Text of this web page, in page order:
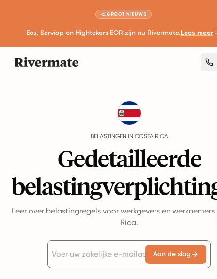
GROOT NIEUWS
Eos, Serviap en Hightekers EOR zijn nu Rivermate.Lees meer
BELASTINGEN IN COSTA RICA
Gedetailleerde
Leer over belastingregels voor werkgevers en
Rica.
Aan de slag